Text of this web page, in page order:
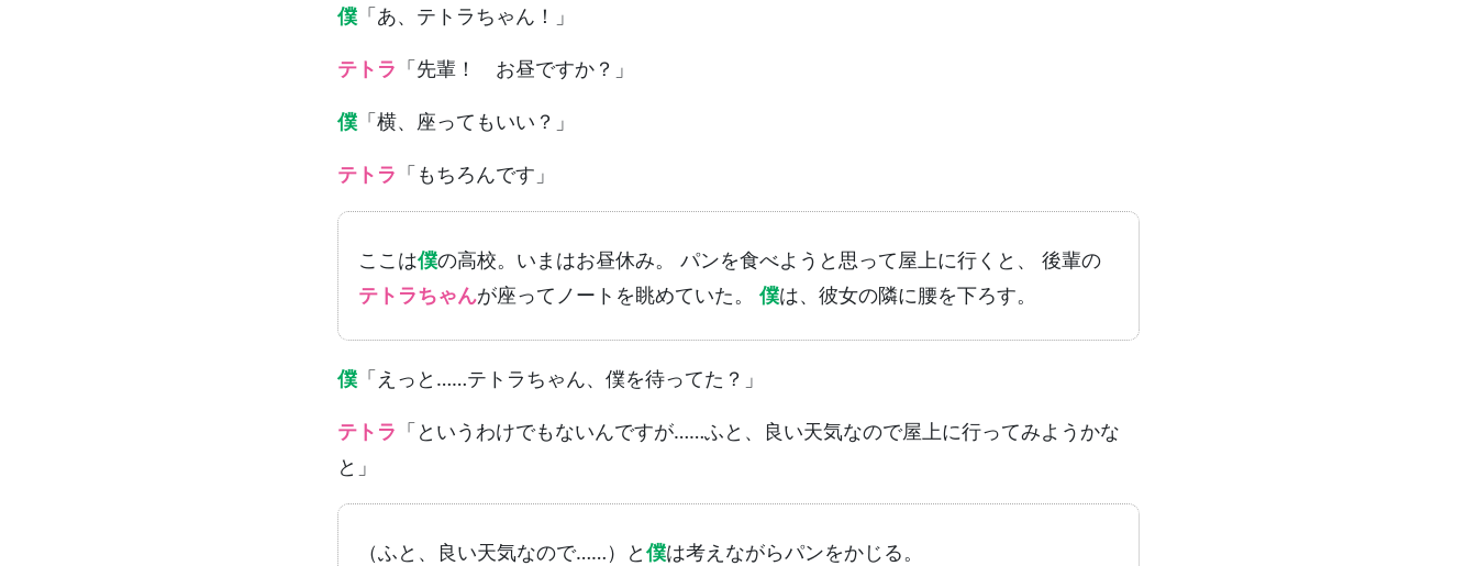
僕「あ、テトラちゃん！」
テトラ 「先輩！ お昼ですか？」
僕「横、座ってもいい？」
テトラ 「もちろんです」
ここは僕の高校。いまはお昼休み。 パンを食べようと思って屋上に行くと、 後輩の
テトラちゃんが座ってノートを眺めていた。 僕は、彼女の隣に腰を下ろす。
僕「えっと……テトラちゃん、僕を待ってた？」
テトラ 「というわけでもないんですが……ふと、良い天気なので屋上に行ってみようかな
と」
（ふと、良い天気なので……）と僕は考えながらパンをかじる。